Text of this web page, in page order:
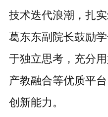
技术迭代浪潮，扎
葛东东副院长鼓励
于独立思考，充分
产教融合等优质平
创新能力。